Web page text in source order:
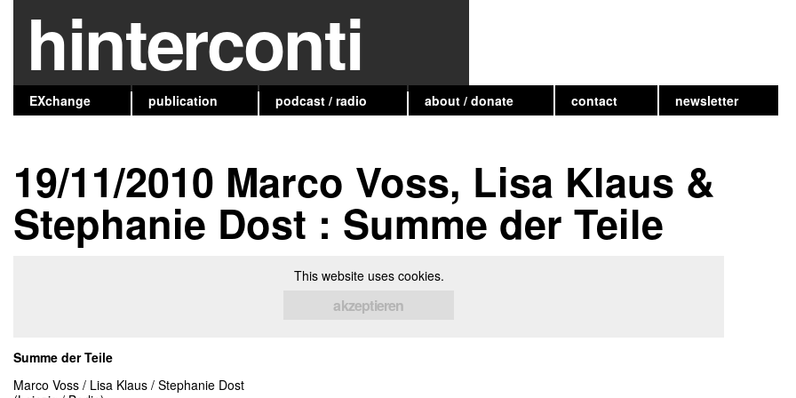
hinterconti
EXchange publication podcast / radio about / donate contact newsletter
19/11/2010 Marco Voss, Lisa Klaus &
Stephanie Dost : Summe der Teile
This website uses cookies.
akzeptieren
Summe der Teile
Marco Voss / Lisa Klaus / Stephanie Dost